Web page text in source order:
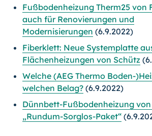
Fußbodenheizung Therm25 von
auch für Renovierungen und
Modernisierungen (6.9.2022)
Fiberklett: Neue Systemplatte
Flächenheizungen von Schütz
Welche (AEG Thermo Boden-
welchen Belag? (6.9.2022)
Dünnbett-Fußbodenheizung
„Rundum-Sorglos-Paket“